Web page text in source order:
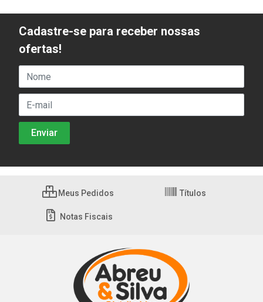
Cadastre-se para receber nossas
ofertas!
Meus Pedidos Títulos
Notas Fiscais